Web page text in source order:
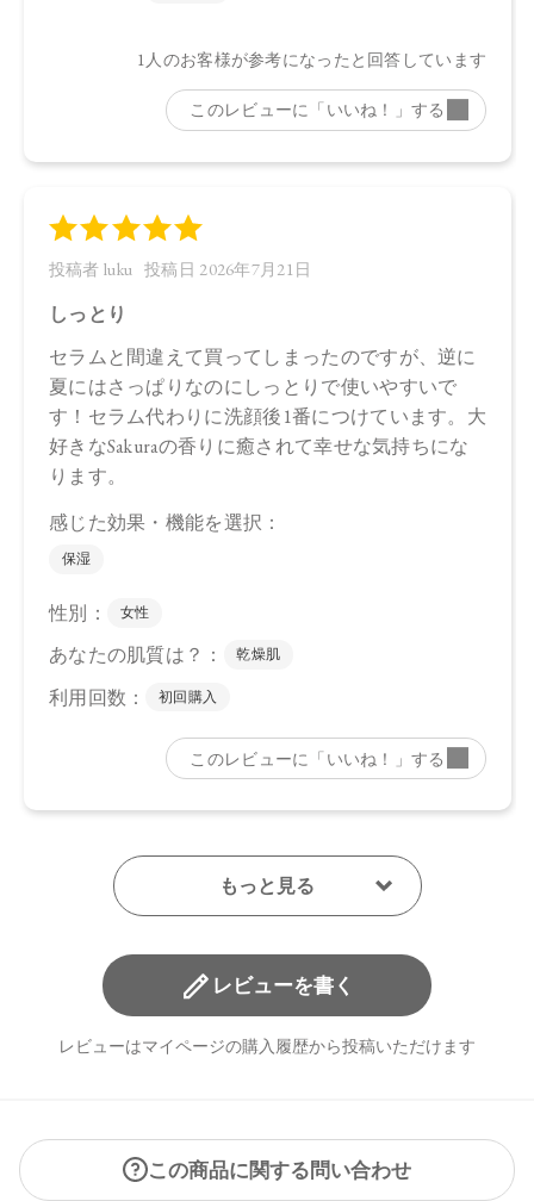
レビューを書く
レビューはマイページの購入履歴から投稿いただけます
この商品に関する問い合わせ